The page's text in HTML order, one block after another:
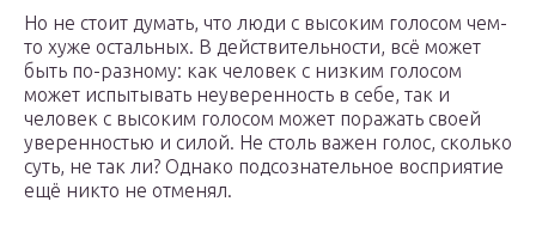
Но не стоит думать, что люди с высоким голосом чем-
то хуже остальных. В действительности, всё может
быть по-разному: как человек с низким голосом
может испытывать неуверенность в себе, так и
человек с высоким голосом может поражать своей
уверенностью и силой. Не столь важен голос, сколько
суть, не так ли? Однако подсознательное восприятие
ещё никто не отменял.